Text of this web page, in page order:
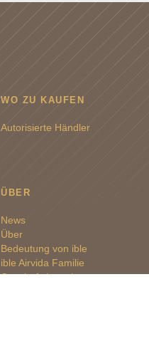
WO ZU KAUFEN
Autorisierte Händler
ÜBER
News
Über
Bedeutung von ible
ible Airvida Familie
Geschäftskontakt